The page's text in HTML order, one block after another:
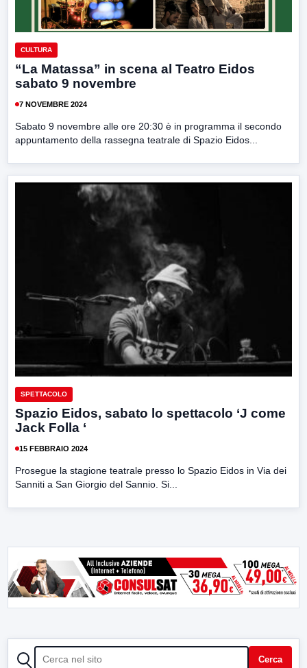
CULTURA
“La Matassa” in scena al Teatro Eidos
sabato 9 novembre
7 NOVEMBRE 2024
Sabato 9 novembre alle ore 20:30 è in programma il secondo
appuntamento della rassegna teatrale di Spazio Eidos...
SPETTACOLO
Spazio Eidos, sabato lo spettacolo ‘J come
Jack Folla ‘
15 FEBBRAIO 2024
Prosegue la stagione teatrale presso lo Spazio Eidos in Via dei
Sanniti a San Giorgio del Sannio. Si...
CERCA Cerca